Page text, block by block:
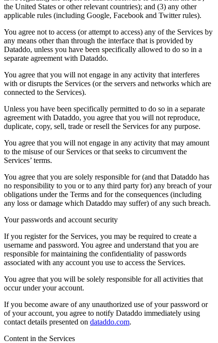
the United States or other relevant countries); and (3) any other
applicable rules (including Google, Facebook and Twitter rules).
You agree not to access (or attempt to access) any of the Services by
any means other than through the interface that is provided by
Dataddo, unless you have been specifically allowed to do so in a
separate agreement with Dataddo.
You agree that you will not engage in any activity that interferes
with or disrupts the Services (or the servers and networks which are
connected to the Services).
Unless you have been specifically permitted to do so in a separate
agreement with Dataddo, you agree that you will not reproduce,
duplicate, copy, sell, trade or resell the Services for any purpose.
You agree that you will not engage in any activity that may amount
to the misuse of our Services or that seeks to circumvent the
Services’ terms.
You agree that you are solely responsible for (and that Dataddo has
no responsibility to you or to any third party for) any breach of your
obligations under the Terms and for the consequences (including
any loss or damage which Dataddo may suffer) of any such breach.
Your passwords and account security
If you register for the Services, you may be required to create a
username and password. You agree and understand that you are
responsible for maintaining the confidentiality of passwords
associated with any account you use to access the Services.
You agree that you will be solely responsible for all activities that
occur under your account.
If you become aware of any unauthorized use of your password or
of your account, you agree to notify Dataddo immediately using
contact details presented on dataddo.com.
Content in the Services